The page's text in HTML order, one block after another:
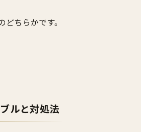
ちらかです。
ルと対処法